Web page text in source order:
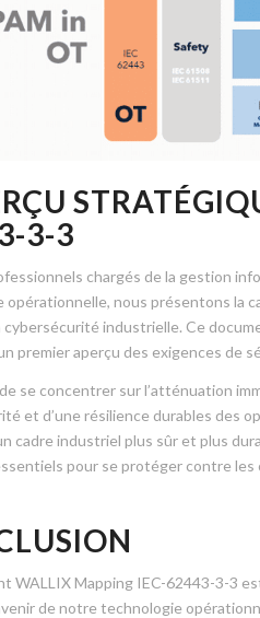
3-3
chargés de la gestion
opérationnelle, nous présentons la
cybersécurité industrielle. Ce
premier aperçu des exigences de
se concentrer sur l’atténuation
et d’une résilience durables des
cadre industriel plus sûr et plus
pour se protéger contre
WALLIX Mapping IEC-62443-3-3
de notre technologie